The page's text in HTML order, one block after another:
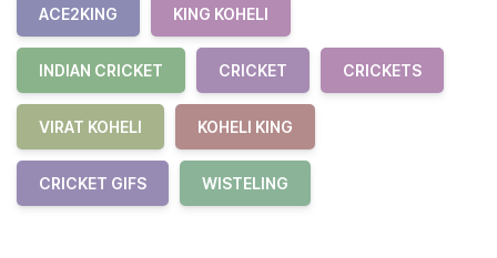
ACE2KING KING KOHELI
INDIAN CRICKET CRICKET CRICKETS
VIRAT KOHELI KOHELI KING
CRICKET GIFS WISTELING